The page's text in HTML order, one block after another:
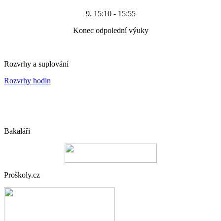
9. 15:10 - 15:55
Konec odpolední výuky
Rozvrhy a suplování
Rozvrhy hodin
Bakaláři
Proškoly.cz